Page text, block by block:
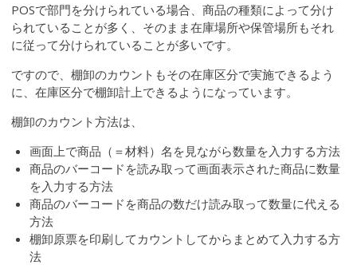
POSで部門を分けられている場合、商品の種類によって分け
られていることが多く、そのまま在庫場所や保管場所もそれ
に従って分けられていることが多いです。
ですので、棚卸のカウントもその在庫区分で実施できるよう
に、在庫区分で棚卸計上できるようになっています。
棚卸のカウント方法は、
画面上で商品（＝材料）名を見ながら数量を入力する方法
商品のバーコードを読み取って画面表示された商品に数量
を入力する方法
商品のバーコードを商品の数だけ読み取って数量に代える
方法
棚卸原票を印刷してカウントしてからまとめて入力する方
法